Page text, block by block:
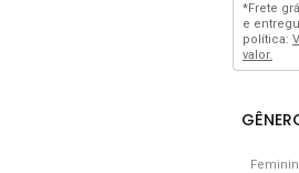
*Frete
e
política:
valor.